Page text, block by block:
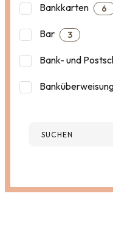
Bankkarten 6
Bar 3
Bank- und